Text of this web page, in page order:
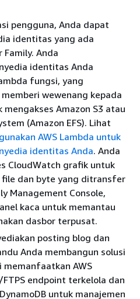
pengguna, Anda dapat
identitas yang ada
Family. Anda
identitas Anda
fungsi, yang
wewenang kepada
Amazon S3 atau
(Amazon EFS). Lihat
AWS Lambda untuk
identitas Anda. Anda
CloudWatch grafik untuk
dan byte yang ditransfer
Management Console,
kaca untuk memantau
dasbor terpusat.
posting blog dan
Anda membangun solusi
AWS
endpoint terkelola dan
untuk manajemen